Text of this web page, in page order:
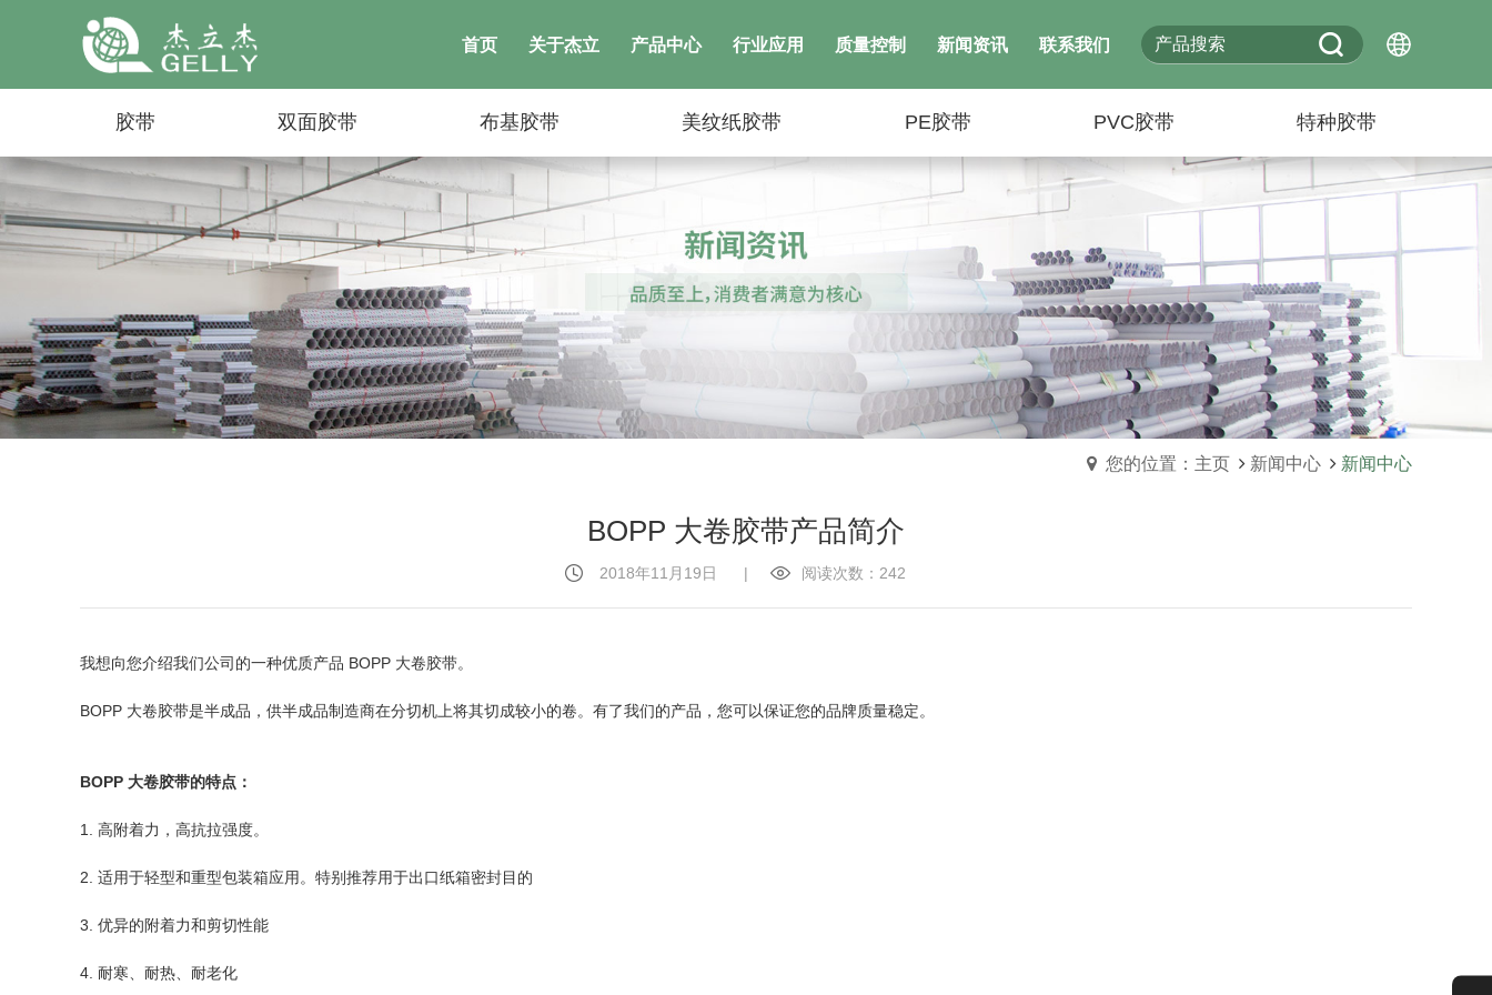
首页 关于杰立 产品中心 行业应用 质量控制 新闻资讯 联系我们
胶带 双面胶带 布基胶带 美纹纸胶带 PE胶带 PVC胶带 特种胶带
您的位置：主页 新闻中心 新闻中心
BOPP 大卷胶带产品简介
2018年11月19日 | 阅读次数：242
我想向您介绍我们公司的一种优质产品 BOPP 大卷胶带。
BOPP 大卷胶带是半成品，供半成品制造商在分切机上将其切成较小的卷。有了我们的产品，您可以保证您的品牌质量稳定。
BOPP 大卷胶带的特点：
1. 高附着力，高抗拉强度。
2. 适用于轻型和重型包装箱应用。特别推荐用于出口纸箱密封目的
3. 优异的附着力和剪切性能
4. 耐寒、耐热、耐老化